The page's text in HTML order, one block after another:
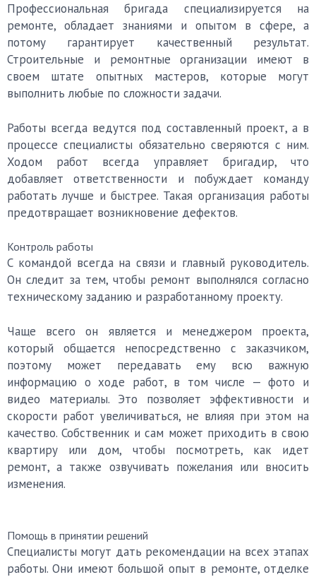
Профессиональная бригада специализируется на
ремонте, обладает знаниями и опытом в сфере, а
потому гарантирует качественный результат.
Строительные и ремонтные организации имеют в
своем штате опытных мастеров, которые могут
выполнить любые по сложности задачи.
Работы всегда ведутся под составленный проект, а в
процессе специалисты обязательно сверяются с ним.
Ходом работ всегда управляет бригадир, что
добавляет ответственности и побуждает команду
работать лучше и быстрее. Такая организация работы
предотвращает возникновение дефектов.
Контроль работы
С командой всегда на связи и главный руководитель.
Он следит за тем, чтобы ремонт выполнялся согласно
техническому заданию и разработанному проекту.
Чаще всего он является и менеджером проекта,
который общается непосредственно с заказчиком,
поэтому может передавать ему всю важную
информацию о ходе работ, в том числе — фото и
видео материалы. Это позволяет эффективности и
скорости работ увеличиваться, не влияя при этом на
качество. Собственник и сам может приходить в свою
квартиру или дом, чтобы посмотреть, как идет
ремонт, а также озвучивать пожелания или вносить
изменения.
Помощь в принятии решений
Специалисты могут дать рекомендации на всех этапах
работы. Они имеют большой опыт в ремонте, отделке